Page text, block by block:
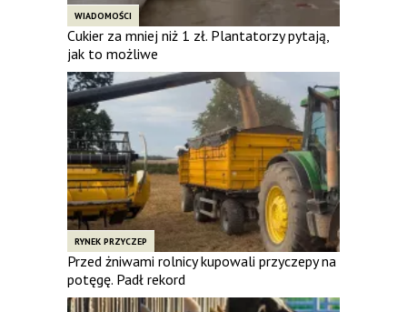
WIADOMOŚCI
Cukier za mniej niż 1 zł. Plantatorzy pytają,
jak to możliwe
RYNEK PRZYCZEP
Przed żniwami rolnicy kupowali przyczepy na
potęgę. Padł rekord